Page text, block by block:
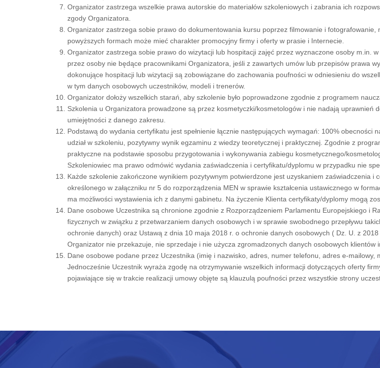
Organizator zastrzega wszelkie prawa autorskie do materiałów szkoleniowych i zabrania ich
zgody Organizatora.
Organizator zastrzega sobie prawo do dokumentowania kursu poprzez filmowanie i
powyższych formach może mieć charakter promocyjny firmy i oferty w prasie i Internecie.
Organizator zastrzega sobie prawo do wizytacji lub hospitacji zajęć przez wyznaczone osoby m.in.
przez osoby nie będące pracownikami Organizatora, jeśli z zawartych umów lub przepisów prawa
dokonujące hospitacji lub wizytacji są zobowiązane do zachowania poufności w odniesieniu do
w tym danych osobowych uczestników, modeli i trenerów.
Organizator dołoży wszelkich starań, aby szkolenie było poprowadzone zgodnie z programem
Szkolenia u Organizatora prowadzone są przez kosmetyczki/kosmetologów i nie nadają uprawnień
umiejętności z danego zakresu.
Podstawą do wydania certyfikatu jest spełnienie łącznie następujących wymagań: 100%
udział w szkoleniu, pozytywny wynik egzaminu z wiedzy teoretycznej i praktycznej. Zgodnie z
praktyczne na podstawie sposobu przygotowania i wykonywania zabiegu kosmetycznego/
Szkoleniowiec ma prawo odmówić wydania zaświadczenia i certyfikatu/dyplomu w przypadku nie
Każde szkolenie zakończone wynikiem pozytywnym potwierdzone jest uzyskaniem zaświadczenia i
określonego w załączniku nr 5 do rozporządzenia MEN w sprawie kształcenia ustawicznego w
ma możliwości wystawienia ich z danymi gabinetu. Na życzenie Klienta certyfikaty/dyplomy mogą
Dane osobowe Uczestnika są chronione zgodnie z Rozporządzeniem Parlamentu Europejskiego i
fizycznych w związku z przetwarzaniem danych osobowych i w sprawie swobodnego przepływu
ochronie danych) oraz Ustawą z dnia 10 maja 2018 r. o ochronie danych osobowych ( Dz. U. z
Organizator nie przekazuje, nie sprzedaje i nie użycza zgromadzonych danych osobowych klientów
Dane osobowe podane przez Uczestnika (imię i nazwisko, adres, numer telefonu, adres e-
Jednocześnie Uczestnik wyraża zgodę na otrzymywanie wszelkich informacji dotyczących oferty
pojawiające się w trakcie realizacji umowy objęte są klauzulą poufności przez wszystkie strony